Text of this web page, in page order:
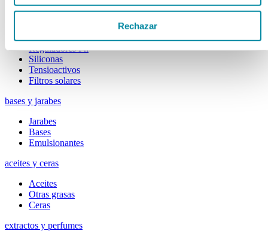
Rechazar
Colorantes
Disolventes
Reguladores Ph
Siliconas
Tensioactivos
Filtros solares
bases y jarabes
Jarabes
Bases
Emulsionantes
aceites y ceras
Aceites
Otras grasas
Ceras
extractos y perfumes